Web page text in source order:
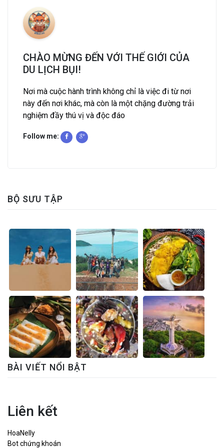
CHÀO MỪNG ĐẾN VỚI THẾ GIỚI CỦA
DU LỊCH BỤI!
Nơi mà cuộc hành trình không chỉ là việc đi từ nơi
này đến nơi khác, mà còn là một chặng đường trải
nghiệm đầy thú vị và độc đáo
Follow me:
BỘ SƯU TẬP
BÀI VIẾT NỔI BẬT
Liên kết
HoaNelly
Bot chứng khoán